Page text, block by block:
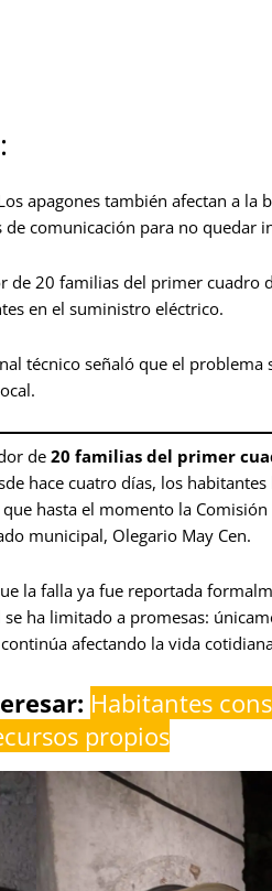
apagones también afectan a la
comunicación para no quedar
de 20 familias del primer cuadro
en el suministro eléctrico.
técnico señaló que el
de 20 familias del primer
hace cuatro días, los
hasta el momento la Comisión
municipal, Olegario May Cen.
la falla ya fue reportada
ha limitado a promesas:
afectando la vida
Habitantes
propios